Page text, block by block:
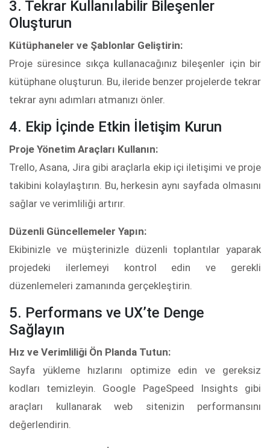
3. Tekrar Kullanılabilir Bileşenler
Oluşturun
Kütüphaneler ve Şablonlar Geliştirin:
Proje süresince sıkça kullanacağınız bileşenler için bir
kütüphane oluşturun. Bu, ileride benzer projelerde tekrar
tekrar aynı adımları atmanızı önler.
4. Ekip İçinde Etkin İletişim Kurun
Proje Yönetim Araçları Kullanın:
Trello, Asana, Jira gibi araçlarla ekip içi iletişimi ve proje
takibini kolaylaştırın. Bu, herkesin aynı sayfada olmasını
sağlar ve verimliliği artırır.
Düzenli Güncellemeler Yapın:
Ekibinizle ve müşterinizle düzenli toplantılar yaparak
projedeki ilerlemeyi kontrol edin ve gerekli
düzenlemeleri zamanında gerçekleştirin.
5. Performans ve UX’te Denge
Sağlayın
Hız ve Verimliliği Ön Planda Tutun:
Sayfa yükleme hızlarını optimize edin ve gereksiz
kodları temizleyin. Google PageSpeed Insights gibi
araçları kullanarak web sitenizin performansını
değerlendirin.